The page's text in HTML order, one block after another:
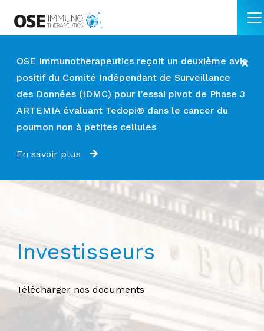
OSE Immunotherapeutics reçoit un deuxième avis
positif du Comité Indépendant de Surveillance
des Données (IDMC) pour l’essai pivot de Phase 3
ARTEMIA évaluant Tedopi® dans le cancer du
poumon non à petites cellules
En savoir plus
Investisseurs
Télécharger nos documents